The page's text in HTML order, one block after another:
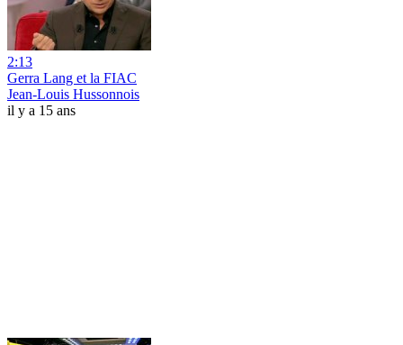
2:13
Gerra Lang et la FIAC
Jean-Louis Hussonnois
il y a 15 ans